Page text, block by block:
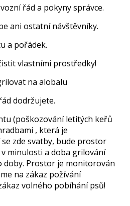
řád a pokyny správce.
ani ostatní návštěvníky.
a pořádek.
vlastními prostředky!
na alobalu
dodržujete.
(poškozování letitých keřů
, která je
zde svatby, bude prostor
v minulosti a doba grilování
doby. Prostor je monitorován
na zákaz požívání
volného pobíhání psů!